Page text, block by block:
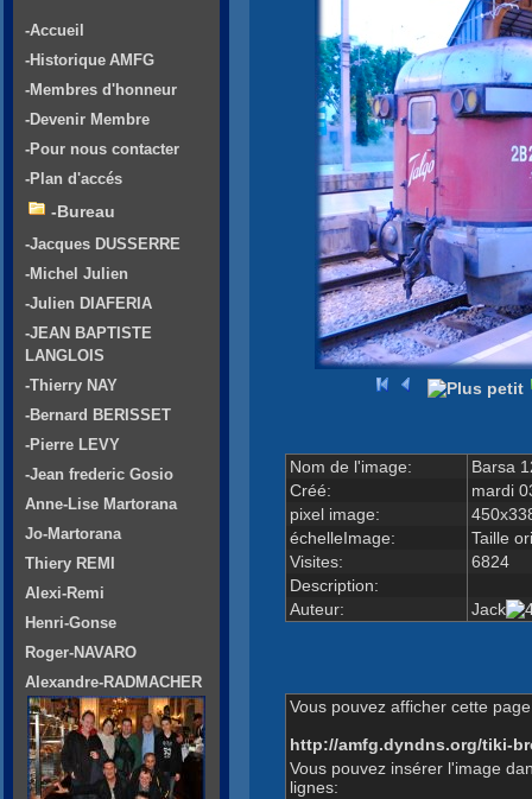
Nom de l'image:
Barsa
Créé:
mardi
pixel image:
échelleImage:
Taille
Visites:
6824
Description:
Auteur:
Jack
Vous pouvez afficher cette
http://amfg.dyndns.org/tiki-
Vous pouvez insérer l'image
lignes:
-Accueil
-Historique AMFG
-Membres d'honneur
-Devenir Membre
-Pour nous contacter
-Plan d'accés
-Bureau
-Jacques DUSSERRE
-Michel Julien
-Julien DIAFERIA
-JEAN BAPTISTE
LANGLOIS
-Thierry NAY
-Bernard BERISSET
-Pierre LEVY
-Jean frederic Gosio
Anne-Lise Martorana
Jo-Martorana
Thiery REMI
Alexi-Remi
Henri-Gonse
Roger-NAVARO
Alexandre-RADMACHER